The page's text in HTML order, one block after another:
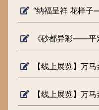
“纳福呈祥 花样子——鄂
《砂都异彩——平定
【线上展览】万马
【线上展览】万马